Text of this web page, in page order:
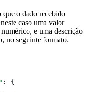
que o dado recebido
caso uma valor
e uma descrição
no seguinte formato:
: {